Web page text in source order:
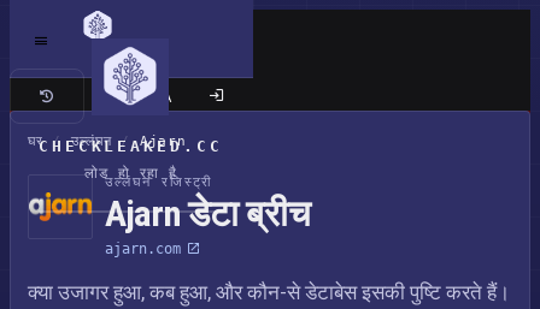
CHECKLEAKED.CC
लोड हो रहा है
क्लासिक साइट
घर / उल्लंघन / Ajarn
उल्लंघन रजिस्ट्री
Ajarn डेटा ब्रीच
ajarn.com
क्या उजागर हुआ, कब हुआ, और कौन-से डेटाबेस इसकी पुष्टि करते हैं।